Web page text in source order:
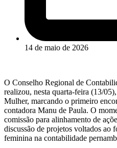
14 de maio de 2026
O Conselho Regional de
realizou, nesta quarta-feira (13/
Mulher, marcando o primeiro
contadora Manu de Paula. O
comissão para alinhamento de
discussão de projetos voltados ao
feminina na contabilidade